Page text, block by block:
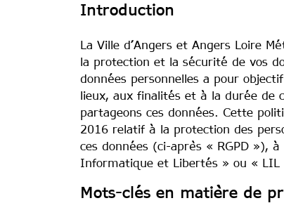
Introduction
La Ville d’Angers et Angers Loire
la protection et la sécurité de vos
données personnelles a pour
lieux, aux finalités et à la durée de
partageons ces données. Cette
2016 relatif à la protection des
ces données (ci-après « RGPD »),
Informatique et Libertés » ou « LIL
Mots-clés en matière de